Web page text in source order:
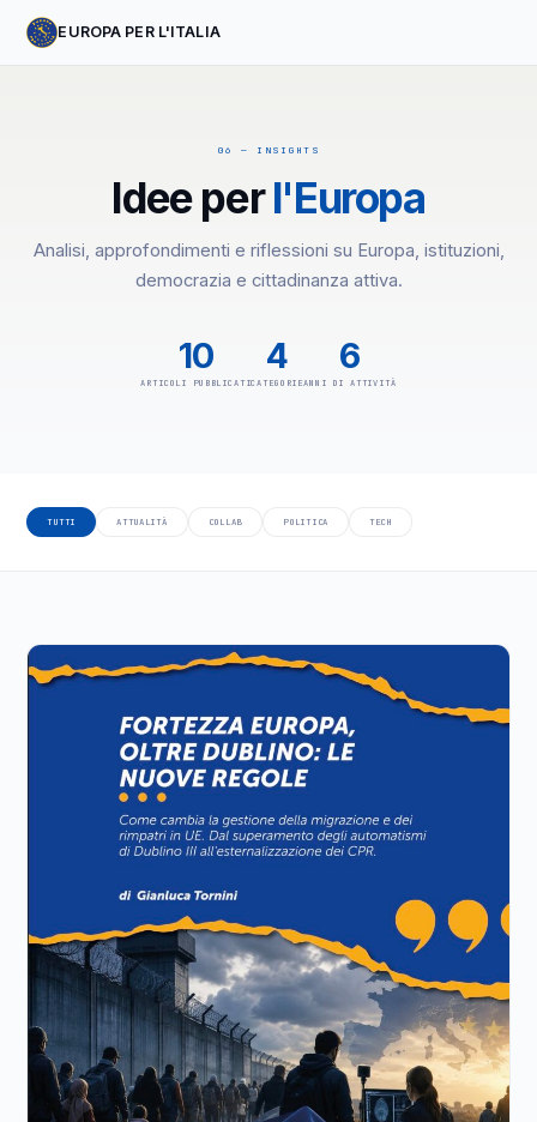
EUROPA PER L'ITALIA
06 — INSIGHTS
Idee perl'Europa
Analisi, approfondimenti e riflessioni su Europa, istituzioni,
democrazia e cittadinanza attiva.
10
ARTICOLI PUBBLICATI
4
CATEGORIE
6
ANNI DI ATTIVITÀ
TUTTI ATTUALITÀ COLLAB POLITICA TECH